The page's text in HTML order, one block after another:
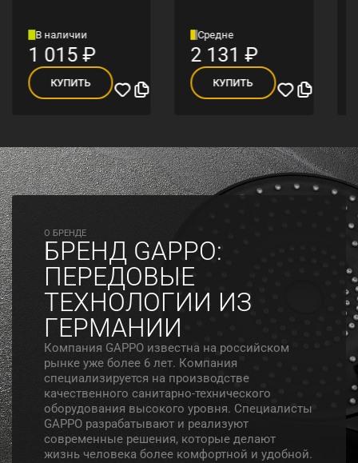
В наличии
1 015₽
КУПИТЬ
Средне
2 131₽
КУПИТЬ
O БРЕНДЕ
БРЕНД GAPPO:
ПЕРЕДОВЫЕ
ТЕХНОЛОГИИ ИЗ
ГЕРМАНИИ
Компания GAPPO известна на российском
рынке уже более 6 лет. Компания
специализируется на производстве
качественного санитарно-технического
оборудования высокого уровня. Специалисты
GAPPO разрабатывают и реализуют
современные решения, которые делают
жизнь человека более комфортной и удобной.